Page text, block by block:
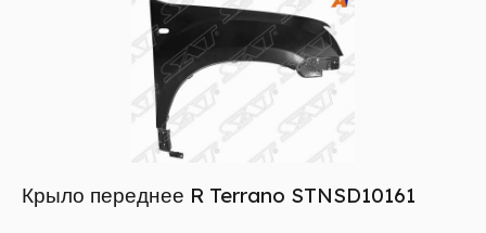
Крыло переднее R Terrano STNSD10161